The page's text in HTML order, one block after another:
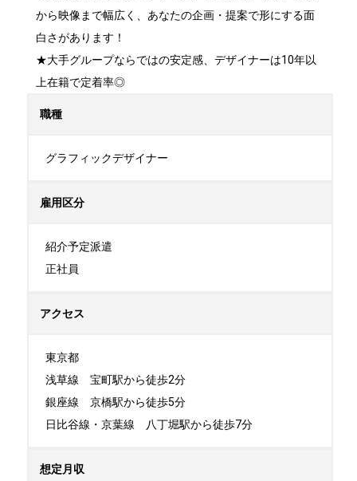
から映像まで幅広く、あなたの企画・提案で形にする面
白さがあります！
★大手グループならではの安定感、デザイナーは10年以
上在籍で定着率◎
職種
グラフィックデザイナー
雇用区分
紹介予定派遣
正社員
アクセス
東京都
浅草線　宝町駅から徒歩2分
銀座線　京橋駅から徒歩5分
日比谷線・京葉線　八丁堀駅から徒歩7分
想定月収